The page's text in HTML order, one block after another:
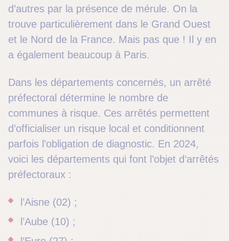
d’autres par la présence de mérule. On la
trouve particulièrement dans le Grand Ouest
et le Nord de la France. Mais pas que ! Il y en
a également beaucoup à Paris.
Dans les départements concernés, un arrêté
préfectoral détermine le nombre de
communes à risque. Ces arrêtés permettent
d’officialiser un risque local et conditionnent
parfois l’obligation de diagnostic. En 2024,
voici les départements qui font l’objet d’arrêtés
préfectoraux :
l’Aisne (02) ;
l’Aube (10) ;